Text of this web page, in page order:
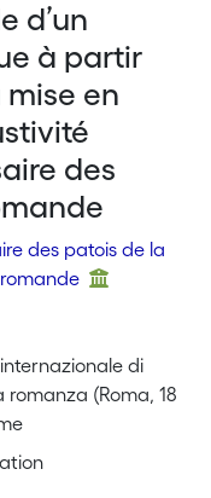
d’un
à partir
en
des
des patois de la
di
(Roma, 18